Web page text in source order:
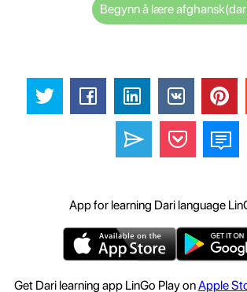
Begynn å lære
App for learning Dari language
Get Dari learning app LinGo Play onApple